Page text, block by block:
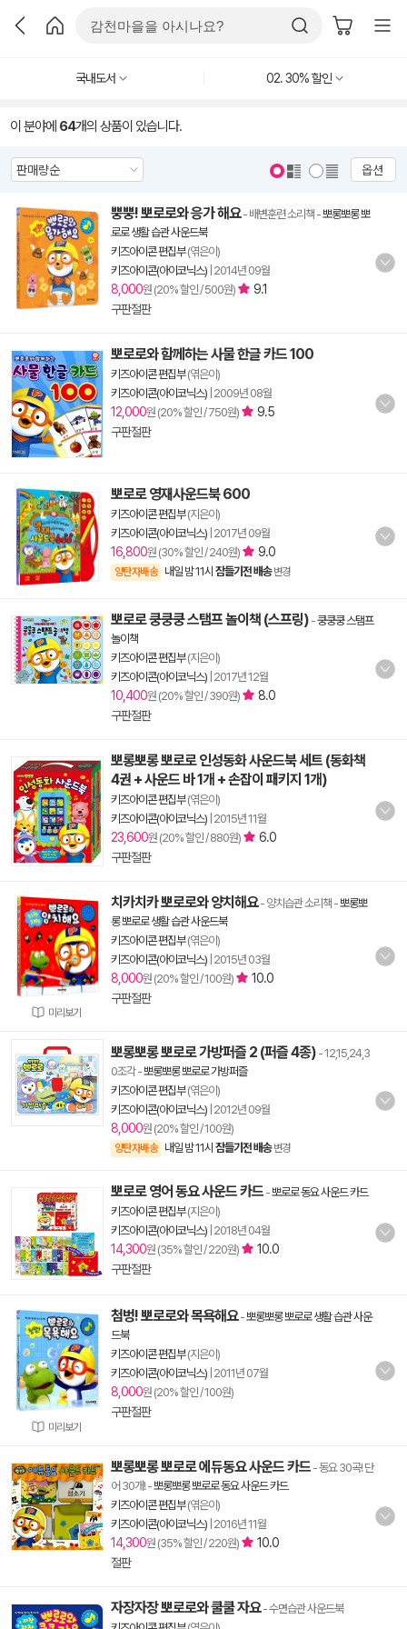
국내도서 02. 30% 할인
이 분야에 64개의 상품이 있습니다.
옵션
뿡뿡! 뽀로로와 응가 해요- 배변훈련 소리책 -뽀롱뽀롱 뽀
로로 생활 습관 사운드북
키즈아이콘 편집부(엮은이)
키즈아이콘(아이코닉스) 2014년 09월
8,000원 (20% 할인 / 500원)
9.1
구판절판
뽀로로와 함께하는 사물 한글 카드 100
키즈아이콘 편집부(엮은이)
키즈아이콘(아이코닉스) 2009년 08월
12,000원 (20% 할인 / 750원)
9.5
구판절판
뽀로로 영재사운드북 600
키즈아이콘 편집부(지은이)
키즈아이콘(아이코닉스) 2017년 09월
16,800원 (30% 할인 / 240원) 9.0
양탄자배송 내일 밤 11시 잠들기전 배송 변경
뽀로로 쿵쿵쿵 스탬프 놀이책 (스프링) -쿵쿵쿵 스탬프
놀이책
키즈아이콘 편집부(지은이)
키즈아이콘(아이코닉스) 2017년 12월
10,400원 (20% 할인 / 390원)
8.0
구판절판
뽀롱뽀롱 뽀로로 인성동화 사운드북 세트 (동화책
4권 + 사운드 바 1개 + 손잡이 패키지 1개)
키즈아이콘 편집부(엮은이)
키즈아이콘(아이코닉스) 2015년 11월
23,600원 (20% 할인 / 880원)
6.0
구판절판
미리보기
치카치카 뽀로로와 양치해요- 양치습관 소리책 -뽀롱뽀
롱 뽀로로 생활 습관 사운드북
키즈아이콘 편집부(엮은이)
키즈아이콘(아이코닉스) 2015년 03월
8,000원 (20% 할인 / 100원)
10.0
구판절판
뽀롱뽀롱 뽀로로 가방퍼즐 2 (퍼즐 4종) - 12,15,24,3
0조각-뽀롱뽀롱 뽀로로 가방퍼즐
키즈아이콘 편집부(엮은이)
키즈아이콘(아이코닉스) 2012년 09월
8,000원 (20% 할인 / 100원)
양탄자배송 내일 밤 11시 잠들기전 배송 변경
뽀로로 영어 동요 사운드 카드 -뽀로로 동요 사운드 카드
키즈아이콘 편집부(지은이)
키즈아이콘(아이코닉스) 2018년 04월
14,300원 (35% 할인 / 220원)
10.0
구판절판
미리보기
첨벙! 뽀로로와 목욕해요-뽀롱뽀롱 뽀로로 생활 습관 사운
드북
키즈아이콘 편집부(지은이)
키즈아이콘(아이코닉스) 2011년 07월
8,000원 (20% 할인 / 100원)
구판절판
뽀롱뽀롱 뽀로로 에듀동요 사운드 카드 - 동요 30곡! 단
어 30개!-뽀롱뽀롱 뽀로로 동요 사운드 카드
키즈아이콘 편집부(엮은이)
키즈아이콘(아이코닉스) 2016년 11월
14,300원 (35% 할인 / 220원)
10.0
절판
자장자장 뽀로로와 쿨쿨 자요- 수면습관 사운드북